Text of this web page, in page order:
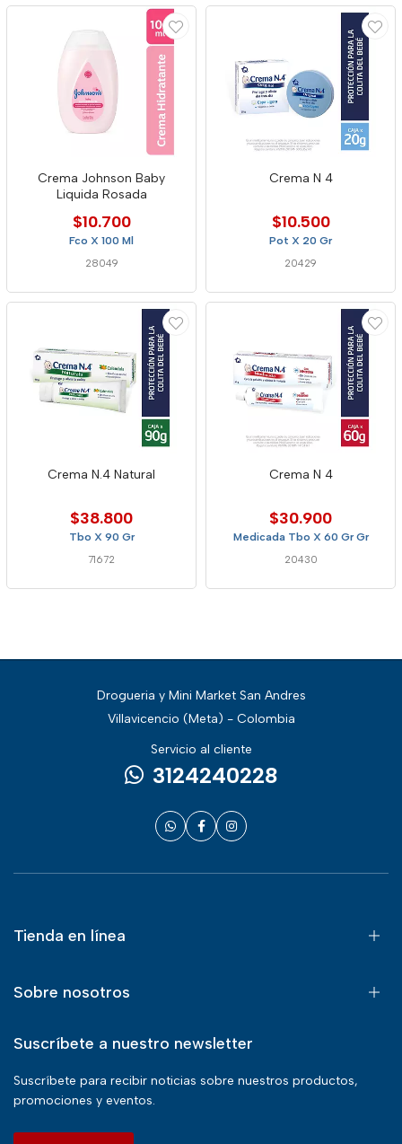
Crema Johnson Baby
Liquida Rosada
$10.700
Fco X 100 Ml
28049
Crema N 4
$10.500
Pot X 20 Gr
20429
Crema N.4 Natural
$38.800
Tbo X 90 Gr
71672
Crema N 4
$30.900
Medicada Tbo X 60 Gr Gr
20430
Drogueria y Mini Market San Andres
Villavicencio (Meta) - Colombia
Servicio al cliente
3124240228
Tienda en línea
Sobre nosotros
Suscríbete a nuestro newsletter
Suscríbete para recibir noticias sobre nuestros productos,
promociones y eventos.